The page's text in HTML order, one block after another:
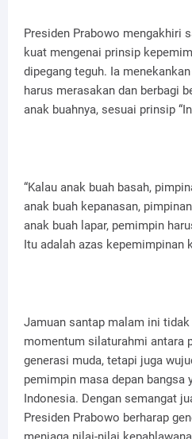
Presiden Prabowo mengakhiri
kuat mengenai prinsip
dipegang teguh. Ia
harus merasakan dan berbagi
anak buahnya, sesuai prinsip
“Kalau anak buah basah,
anak buah kepanasan,
anak buah lapar, pemimpin
Itu adalah azas kepemimpinan
Jamuan santap malam ini tidak
momentum silaturahmi antara
generasi muda, tetapi juga
pemimpin masa depan bangsa
Indonesia. Dengan semangat
Presiden Prabowo berharap